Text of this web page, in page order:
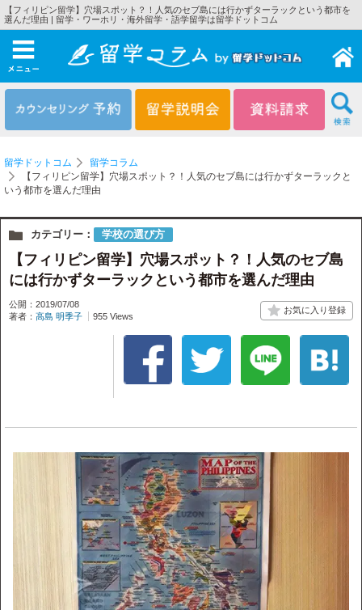
【フィリピン留学】穴場スポット？！人気のセブ島には行かずターラックという都市を
選んだ理由 | 留学・ワーホリ・海外留学・語学留学は留学ドットコム
メニュー
留学ドットコム
留学コラム
【フィリピン留学】穴場スポット？！人気のセブ島には行かずターラックと
いう都市を選んだ理由
カテゴリー： 学校の選び方
【フィリピン留学】穴場スポット？！人気のセブ島
には行かずターラックという都市を選んだ理由
公開：2019/07/08
著者： 高島 明季子 955 Views